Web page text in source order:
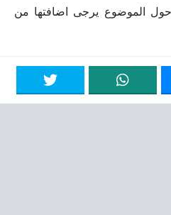
الموضوع يرجى اضافتها من